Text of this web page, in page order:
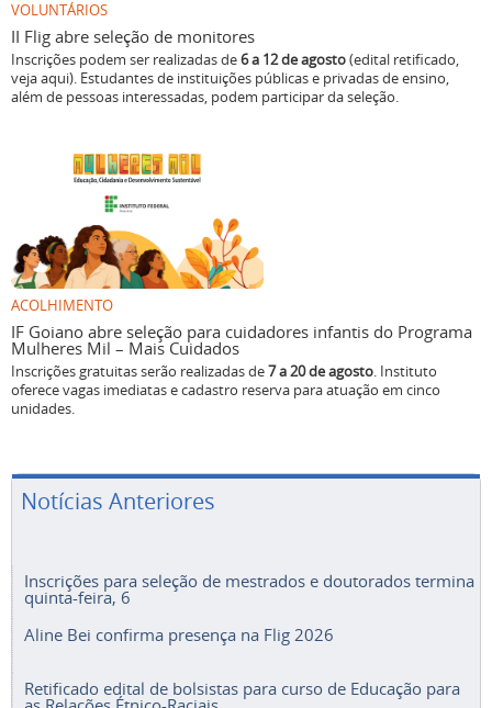
VOLUNTÁRIOS
II Flig abre seleção de monitores
Inscrições podem ser realizadas de6 a 12 de agosto(edital retificado,
veja aqui). Estudantes de instituições públicas e privadas de ensino,
além de pessoas interessadas, podem participar da seleção.
ACOLHIMENTO
IF Goiano abre seleção para cuidadores infantis do Programa
Mulheres Mil – Mais Cuidados
Inscrições gratuitas serão realizadas de7 a 20 de agosto. Instituto
oferece vagas imediatas e cadastro reserva para atuação em cinco
unidades.
Notícias Anteriores
Inscrições para seleção de mestrados e doutorados termina
quinta-feira, 6
Aline Bei confirma presença na Flig 2026
Retificado edital de bolsistas para curso de Educação para